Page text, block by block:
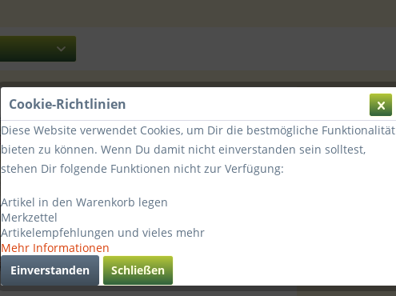
Schieferuhr "Thumer
Schmalspurnetz"
Schieferuhr Thumer Schmalspurnetz
Gr. ca. BxH 240x390 Hersteller: WMS
Werbung Wiesenstraße 23 09419 Thum
E-Mail: kontakt@wms-thum.de
69,95 € *
Vergleichen
Cookie-Richtlinien
Diese Website verwendet Cookies, um Dir die bestmögliche Funktionalität
bieten zu können. Wenn Du damit nicht einverstanden sein solltest,
stehen Dir folgende Funktionen nicht zur Verfügung:
Artikel in den Warenkorb legen
Merkzettel
Artikelempfehlungen und vieles mehr
Mehr Informationen
Einverstanden
Schließen